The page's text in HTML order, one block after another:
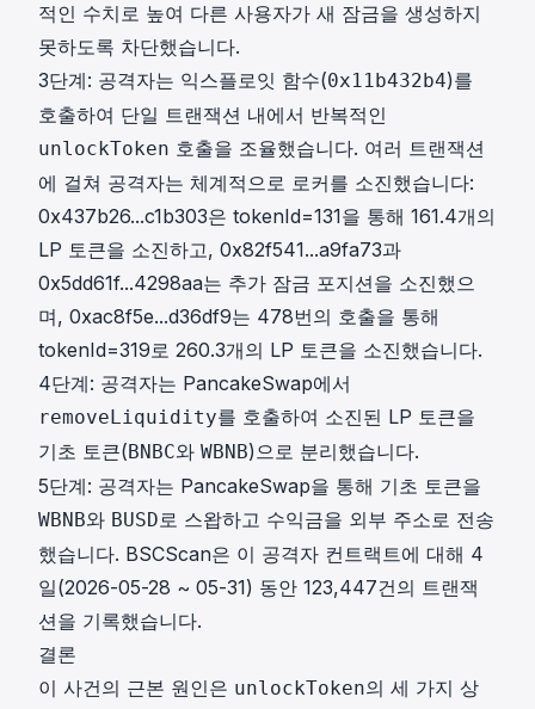
적인 수치로 높여 다른 사용자가 새 잠금을 생성하지
못하도록 차단했습니다.
3단계: 공격자는 익스플로잇 함수(0x11b432b4)를
호출하여 단일 트랜잭션 내에서 반복적인
unlockToken 호출을 조율했습니다. 여러 트랜잭션
에 걸쳐 공격자는 체계적으로 로커를 소진했습니다:
0x437b26...c1b303은 tokenId=131을 통해 161.4개의
LP 토큰을 소진하고, 0x82f541...a9fa73과
0x5dd61f...4298aa는 추가 잠금 포지션을 소진했으
며, 0xac8f5e...d36df9는 478번의 호출을 통해
tokenId=319로 260.3개의 LP 토큰을 소진했습니다.
4단계: 공격자는 PancakeSwap에서
removeLiquidity를 호출하여 소진된 LP 토큰을
기초 토큰(BNBC와 WBNB)으로 분리했습니다.
5단계: 공격자는 PancakeSwap을 통해 기초 토큰을
WBNB와 BUSD로 스왑하고 수익금을 외부 주소로 전송
했습니다. BSCScan은 이 공격자 컨트랙트에 대해 4
일(2026-05-28 ~ 05-31) 동안 123,447건의 트랜잭
션을 기록했습니다.
결론
이 사건의 근본 원인은 unlockToken의 세 가지 상